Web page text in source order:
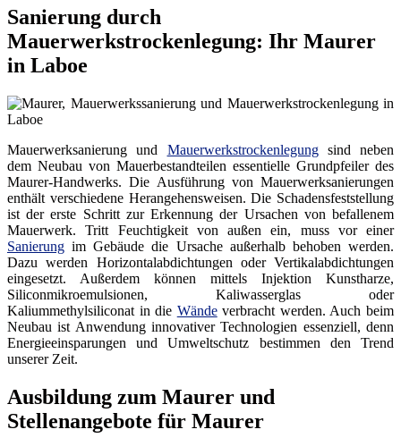
Sanierung durch
Mauerwerkstrockenlegung: Ihr Maurer
in Laboe
Mauerwerksanierung und Mauerwerkstrockenlegungsind neben
dem Neubau von Mauerbestandteilen essentielle Grundpfeiler des
Maurer-Handwerks. Die Ausführung von Mauerwerksanierungen
enthält verschiedene Herangehensweisen. Die Schadensfeststellung
ist der erste Schritt zur Erkennung der Ursachen von befallenem
Mauerwerk. Tritt Feuchtigkeit von außen ein, muss vor einer
Sanierung im Gebäude die Ursache außerhalb behoben werden.
Dazu werden Horizontalabdichtungen oder Vertikalabdichtungen
eingesetzt. Außerdem können mittels Injektion Kunstharze,
Siliconmikroemulsionen, Kaliwasserglas oder
Kaliummethylsiliconat in die Wändeverbracht werden. Auch beim
Neubau ist Anwendung innovativer Technologien essenziell, denn
Energieeinsparungen und Umweltschutz bestimmen den Trend
unserer Zeit.
Ausbildung zum Maurer und
Stellenangebote für Maurer